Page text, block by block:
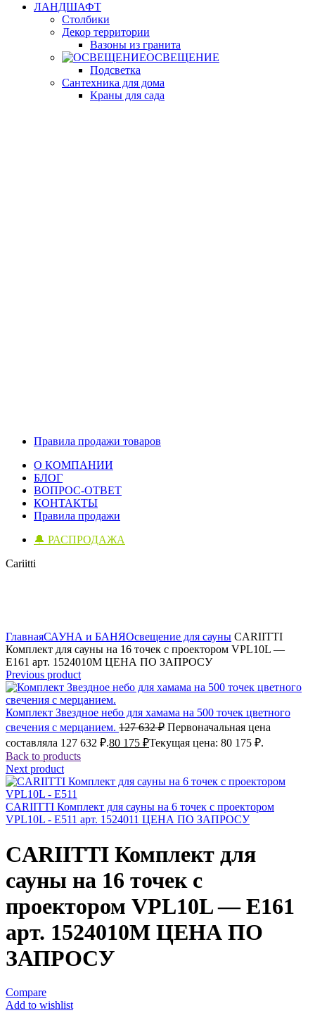
ЛАНДШАФТ
Столбики
Декор территории
Вазоны из гранита
ОСВЕЩЕНИЕ
Подсветка
Сантехника для дома
Краны для сада
Правила продажи товаров
О КОМПАНИИ
БЛОГ
ВОПРОС-ОТВЕТ
КОНТАКТЫ
Правила продажи
🔔 РАСПРОДАЖА
Cariitti
ГлавнаяСАУНА и БАНЯОсвещение для сауны CARIITTI
Комплект для сауны на 16 точек с проектором VPL10L —
E161 арт. 1524010М ЦЕНА ПО ЗАПРОСУ
Previous product
Комплект Звездное небо для хамама на 500 точек цветного
свечения с мерцанием. 127 632₽ Первоначальная цена
составляла 127 632 ₽.80 175 ₽Текущая цена: 80 175 ₽.
Back to products
Next product
CARIITTI Комплект для сауны на 6 точек с проектором
VPL10L - E511 арт. 1524011 ЦЕНА ПО ЗАПРОСУ
CARIITTI Комплект для
сауны на 16 точек с
проектором VPL10L — E161
арт. 1524010М ЦЕНА ПО
ЗАПРОСУ
Compare
Add to wishlist